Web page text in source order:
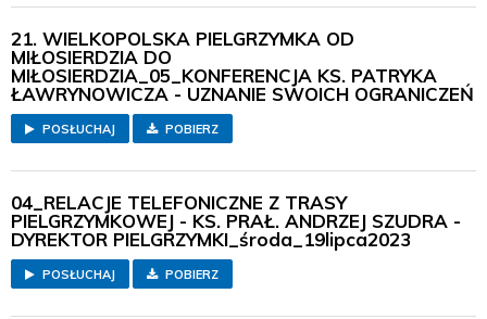
21. WIELKOPOLSKA PIELGRZYMKA OD
MIŁOSIERDZIA DO
MIŁOSIERDZIA_05_KONFERENCJA KS. PATRYKA
ŁAWRYNOWICZA - UZNANIE SWOICH OGRANICZEŃ
POSŁUCHAJ POBIERZ
04_RELACJE TELEFONICZNE Z TRASY
PIELGRZYMKOWEJ - KS. PRAŁ. ANDRZEJ SZUDRA -
DYREKTOR PIELGRZYMKI_środa_19lipca2023
POSŁUCHAJ POBIERZ